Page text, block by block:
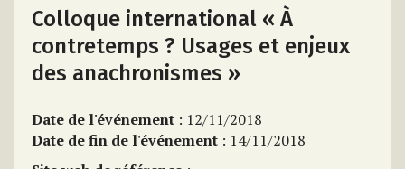
Colloque international « À
contretemps ? Usages et enjeux
des anachronismes »
Date de l'événement : 12/11/2018
Date de fin de l'événement : 14/11/2018